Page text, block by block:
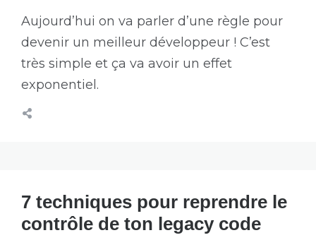
Aujourd’hui on va parler d’une règle pour
devenir un meilleur développeur ! C’est
très simple et ça va avoir un effet
exponentiel.
7 techniques pour reprendre le
contrôle de ton legacy code